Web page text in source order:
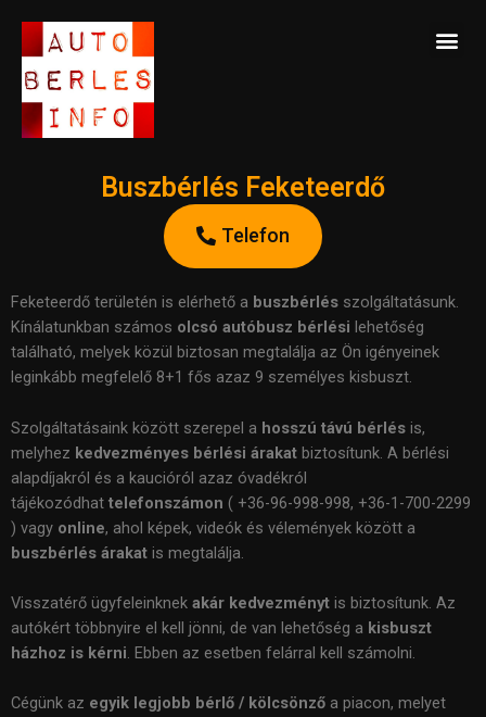
content
Buszbérlés Feketeerdő
Telefon
Feketeerdő területén is elérhető a buszbérlés szolgáltatásunk.
Kínálatunkban számos olcsó autóbusz bérlési lehetőség
található, melyek közül biztosan megtalálja az Ön igényeinek
leginkább megfelelő 8+1 fős azaz 9 személyes kisbuszt.
Szolgáltatásaink között szerepel a hosszú távú bérlés is,
melyhez kedvezményes bérlési árakat biztosítunk. A bérlési
alapdíjakról és a kaucióról azaz óvadékról
tájékozódhat telefonszámon ( +36-96-998-998, +36-1-700-2299
) vagy online, ahol képek, videók és vélemények között a
buszbérlés árakat is megtalálja.
Visszatérő ügyfeleinknek akár kedvezményt is biztosítunk. Az
autókért többnyire el kell jönni, de van lehetőség a kisbuszt
házhoz is kérni. Ebben az esetben felárral kell számolni.
Cégünk az egyik legjobb bérlő / kölcsönző a piacon, melyet